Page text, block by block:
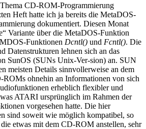
CD-ROM-Programmierung
Heft hatte ich ja bereits die MetaDOS-
dokumentiert. Diesen Monat
Variante über die MetaDOS-Funktion
Funktionen Dcntl() und Fcntl(). Die
Datenstrukturen lehnen sich an das
SunOS (SUNs Unix-Ver-sion) an. SUN
meisten Details sinnvollerweise an dem
ohnehin an Informationen von sich
erheblich flexibler und
ATARI ursprünglich im Rahmen der
vorgesehen hatte. Die hier
sind soweit wie möglich kompatibel, so
etwas mit dem CD-ROM anstellen, sehr